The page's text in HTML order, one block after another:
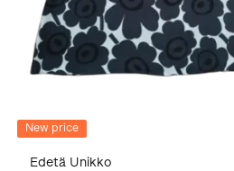
New price
Edetä Unikko